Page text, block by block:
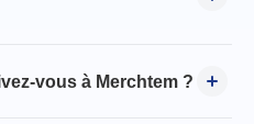
vous à Merchtem ?